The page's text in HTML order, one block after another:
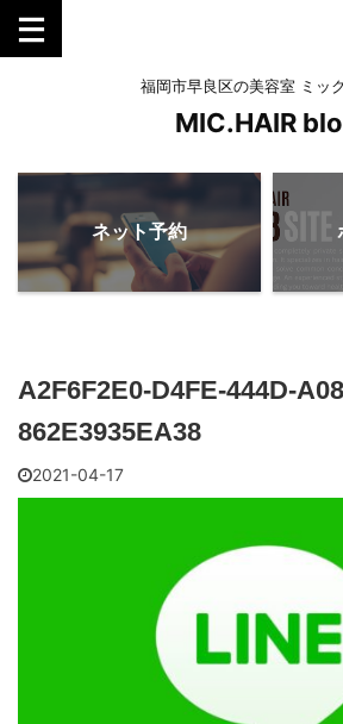
福岡市早良区の美容室 ミッ
MIC.HAIR
ネット予約
A2F6F2E0-D4FE-444D-
862E3935EA38
2021-04-17